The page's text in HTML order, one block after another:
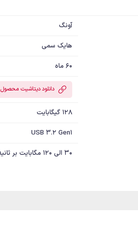
آونگ
هایک سمی
60 ماه
دانلود دیتاشیت محصول
128 گیگابایت
USB 3.2 Gen1
30 الی 120 مگابایت بر ثانیه